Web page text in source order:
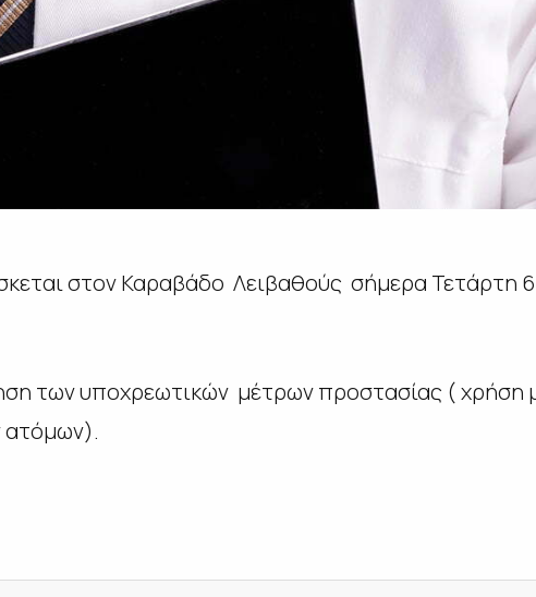
στον Καραβάδο Λειβαθούς σήμερα Τετάρτη 6
των υποχρεωτικών μέτρων προστασίας ( χρήση
ατόμων).